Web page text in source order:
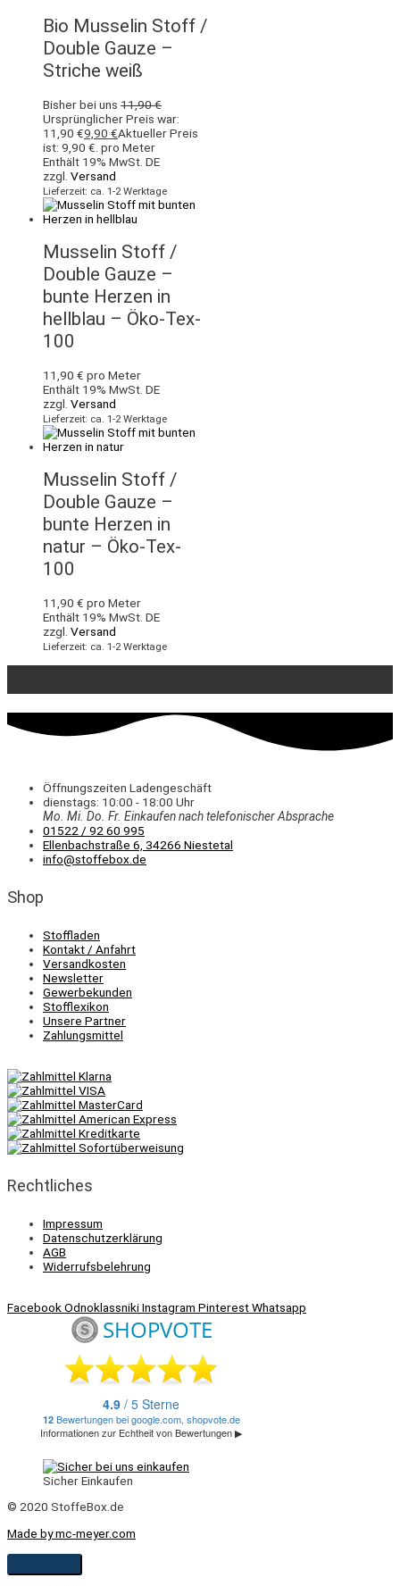
Bio Musselin Stoff /
Double Gauze –
Striche weiß
Bisher bei uns 11,90€
Ursprünglicher Preis war:
11,90 €9,90 €Aktueller Preis
ist: 9,90 €. pro Meter
Enthält 19% MwSt. DE
zzgl. Versand
Lieferzeit: ca. 1-2 Werktage
Musselin Stoff /
Double Gauze –
bunte Herzen in
hellblau – Öko-Tex-
100
11,90 € pro Meter
Enthält 19% MwSt. DE
zzgl. Versand
Lieferzeit: ca. 1-2 Werktage
Musselin Stoff /
Double Gauze –
bunte Herzen in
natur – Öko-Tex-
100
11,90 € pro Meter
Enthält 19% MwSt. DE
zzgl. Versand
Lieferzeit: ca. 1-2 Werktage
Öffnungszeiten Ladengeschäft
dienstags: 10:00 - 18:00 Uhr
Mo. Mi. Do. Fr. Einkaufennach telefonischer Absprache
01522 / 92 60 995
Ellenbachstraße 6, 34266 Niestetal
info@stoffebox.de
Shop
Stoffladen
Kontakt / Anfahrt
Versandkosten
Newsletter
Gewerbekunden
Stofflexikon
Unsere Partner
Zahlungsmittel
Rechtliches
Impressum
Datenschutzerklärung
AGB
Widerrufsbelehrung
FacebookOdnoklassnikiInstagram PinterestWhatsapp
Sicher Einkaufen
© 2020 StoffeBox.de
Made by mc-meyer.com